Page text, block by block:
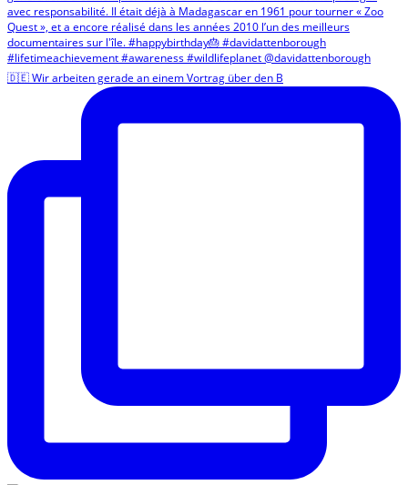
🇩🇪 Wir arbeiten gerade an einem Vortrag über den B